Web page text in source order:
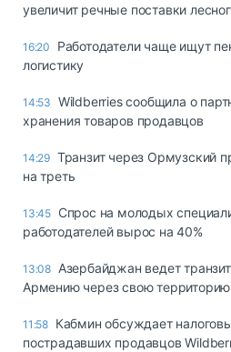
увеличит речные поставки
16:20
Работодатели чаще ищут
логистику
14:53 Wildberries сообщила о
хранения товаров продавцов
14:29 Транзит через Ормузский
на треть
13:45 Спрос на молодых
работодателей вырос на 40%
13:08 Азербайджан ведет
Армению через свою территорию
11:58 Кабмин обсуждает
пострадавших продавцов